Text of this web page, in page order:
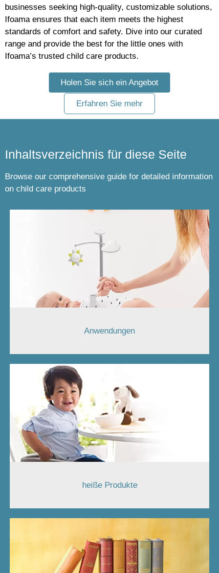
businesses seeking high-quality, customizable solutions,
Ifoama ensures that each item meets the highest
standards of comfort and safety. Dive into our curated
range and provide the best for the little ones with
Ifoama’s trusted child care products.
Holen Sie sich ein Angebot
Erfahren Sie mehr
Inhaltsverzeichnis für diese Seite
Browse our comprehensive guide for detailed information
on child care products
Anwendungen
heiße Produkte